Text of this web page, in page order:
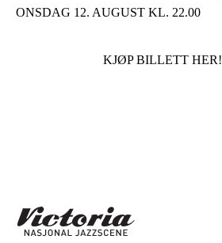
ONSDAG 12. AUGUST KL. 22.00
KJØP BILLETT HER!